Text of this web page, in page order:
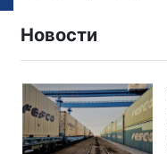
Новости